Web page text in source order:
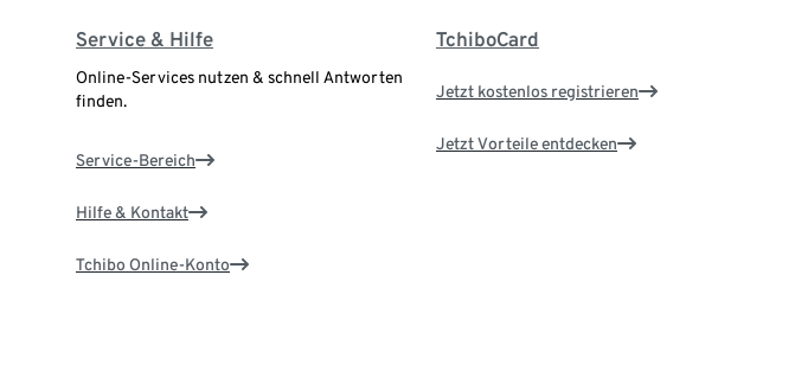
Service & Hilfe
Online-Services nutzen & schnell Antworten
finden.
Service-Bereich
Hilfe & Kontakt
Tchibo Online-Konto
TchiboCard
Jetzt kostenlos registrieren
Jetzt Vorteile entdecken